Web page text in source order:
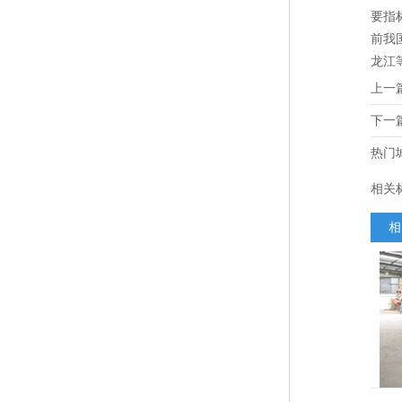
要指
前我
龙江
上一
下一
热门
相关